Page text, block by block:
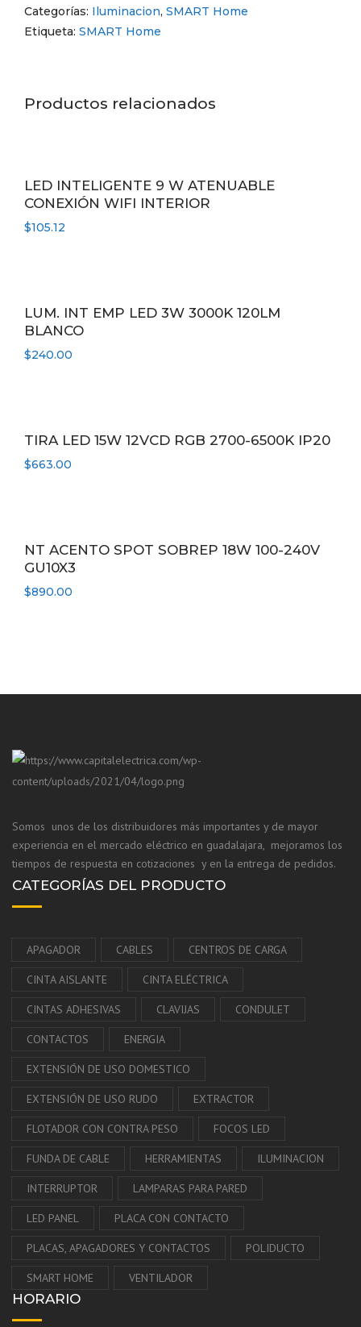
10W100-
240V3000K
Categorías: Iluminacion, SMART Home
Etiqueta: SMART Home
Productos relacionados
LED INTELIGENTE 9 W ATENUABLE
CONEXIÓN WIFI INTERIOR
$105.12
LUM. INT EMP LED 3W 3000K 120LM
BLANCO
$240.00
TIRA LED 15W 12VCD RGB 2700-6500K IP20
$663.00
NT ACENTO SPOT SOBREP 18W 100-240V
GU10X3
$890.00
Somos unos de los distribuidores más importantes y de mayor
experiencia en el mercado eléctrico en guadalajara, mejoramos los
tiempos de respuesta en cotizaciones y en la entrega de pedidos.
CATEGORÍAS DEL PRODUCTO
APAGADOR CABLES CENTROS DE CARGA
CINTA AISLANTE CINTA ELÉCTRICA
CINTAS ADHESIVAS CLAVIJAS CONDULET
CONTACTOS ENERGIA
EXTENSIÓN DE USO DOMESTICO
EXTENSIÓN DE USO RUDO EXTRACTOR
FLOTADOR CON CONTRA PESO FOCOS LED
FUNDA DE CABLE HERRAMIENTAS ILUMINACION
INTERRUPTOR LAMPARAS PARA PARED
LED PANEL PLACA CON CONTACTO
PLACAS, APAGADORES Y CONTACTOS POLIDUCTO
SMART HOME VENTILADOR
HORARIO